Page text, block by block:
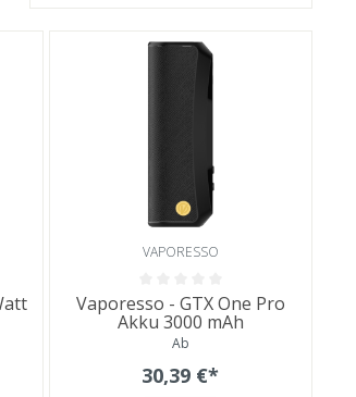
VAPORESSO
Vaporesso - GTX One Pro
Akku 3000 mAh
Ab
30,39 €*